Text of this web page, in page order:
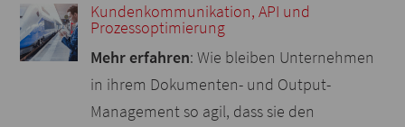
Kundenkommunikation, API und
Prozessoptimierung
Mehr erfahren: Wie bleiben Unternehmen
in ihrem Dokumenten- und Output-
Management so agil, dass sie den